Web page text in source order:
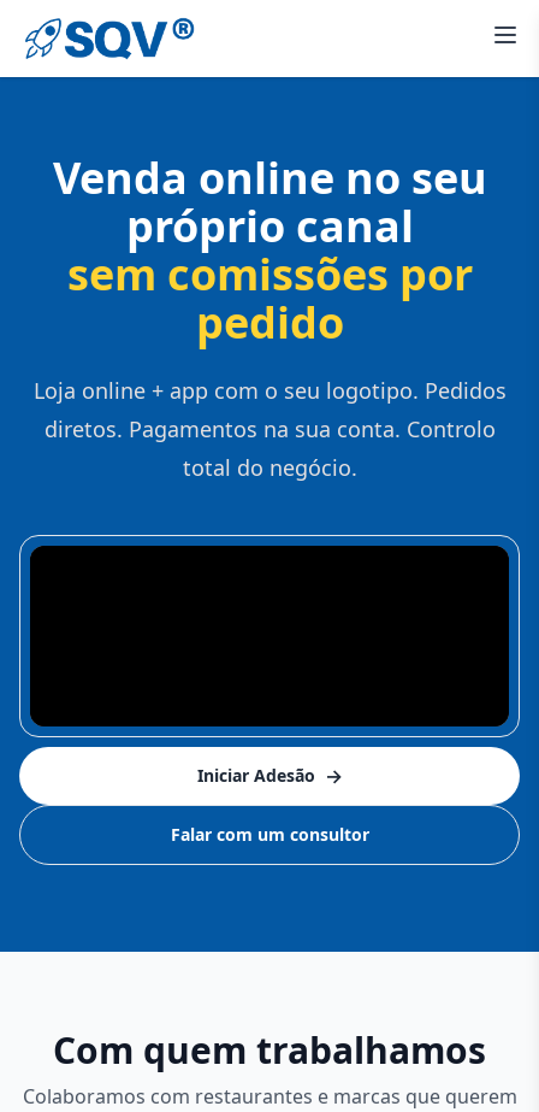
Venda online no seu
próprio canal
sem comissões por
pedido
Loja online + app com o seu logotipo. Pedidos
diretos. Pagamentos na sua conta. Controlo
total do negócio.
Iniciar Adesão →
Falar com um consultor
Com quem trabalhamos
Colaboramos com restaurantes e marcas que querem